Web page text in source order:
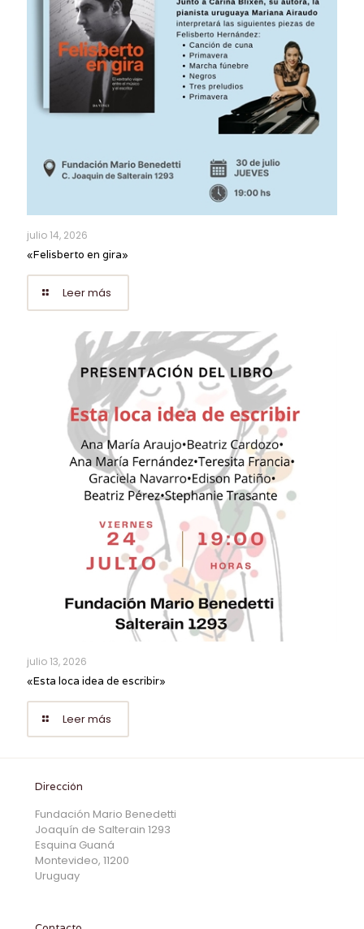
julio 14, 2026
«Felisberto en gira»
Leer más
julio 13, 2026
«Esta loca idea de escribir»
Leer más
Dirección
Fundación Mario Benedetti
Joaquín de Salterain 1293
Esquina Guaná
Montevideo, 11200
Uruguay